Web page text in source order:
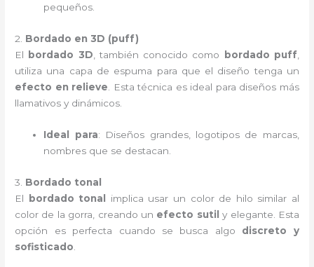
pequeños.
2. Bordado en 3D (puff)
El
bordado 3D , también conocido como bordado puff,
utiliza una capa de espuma para que el diseño tenga un
efecto en relieve . Esta técnica es ideal para diseños más
llamativos y dinámicos.
Ideal para: Diseños grandes, logotipos de marcas,
nombres que se destacan.
3. Bordado tonal
El bordado tonal implica usar un color de hilo similar al
color de la gorra, creando un efecto sutil y elegante. Esta
opción es perfecta cuando se busca algo discreto y
sofisticado